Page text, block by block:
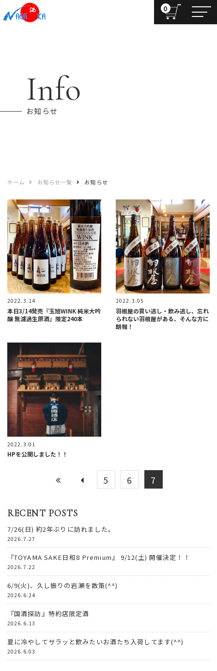
0
Info
お知らせ
ホーム お知らせ一覧 お知らせ
RECENT POSTS
7/26(日) 約2年ぶりに訪れました。
2026.7.27
『TOYAMA SAKE日和8 Premium』 9/12(土) 開催決定！！
2026.7.22
6/9(火)、久し振りの岩瀬を散策(^^)
2026.6.24
『国酒探訪』特約店限定酒
2026.6.13
夏に冷やしてサラッと飲みたいお酒たち入荷してます(^^)
2026.6.03
2022.3.14
本日3/14発売『玉旭WINK 純米大吟
醸 無濾過生原酒』限定240本
2022.3.05
羽根屋の買い逃し・飲み逃し、忘れ
られない羽根屋がある、そんな方に
朗報！
2022.3.01
HPを公開しました！！
5 6 7